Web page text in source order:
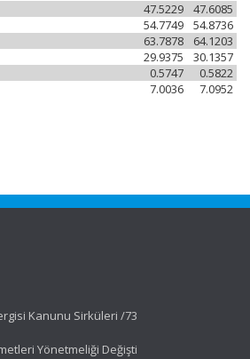
47.6085
47.5229
54.8736
54.7749
64.1203
63.7878
30.1357
29.9375
0.5822
0.5747
7.0952
7.0036
Kanunu Sirküleri /73
Yönetmeliği Değişti